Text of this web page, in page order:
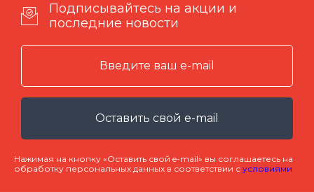
Подписывайтесь на акции и
последние новости
Оставить свой e-mail
Нажимая на кнопку «Оставить свой e-mail» вы соглашаетесь на
обработку персональных данных в соответствии с условиями